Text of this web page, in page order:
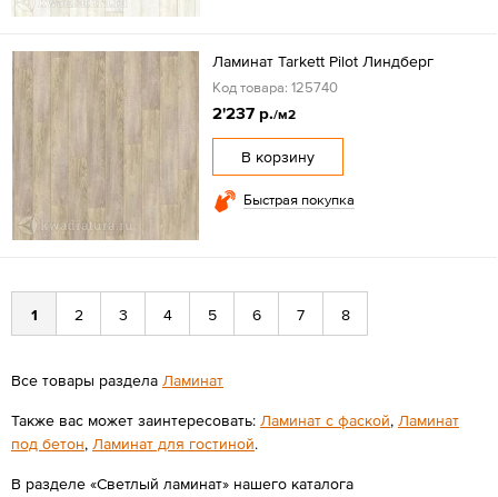
Ламинат Tarkett Pilot Линдберг
Код товара: 125740
2'237 р./м2
В корзину
Быстрая покупка
1 2 3 4 5 6 7 8
Все товары раздела Ламинат
Также вас может заинтересовать: Ламинат с фаской, Ламинат
под бетон, Ламинат для гостиной.
В разделе «Светлый ламинат» нашего каталога